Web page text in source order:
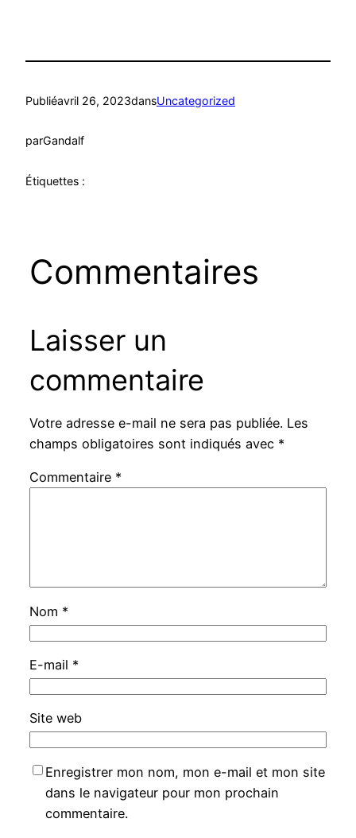
Publiéavril 26, 2023dansUncategorized
parGandalf
Étiquettes :
Commentaires
Laisser un
commentaire
Votre adresse e-mail ne sera pas publiée. Les
champs obligatoires sont indiqués avec *
Commentaire *
Nom *
E-mail *
Site web
Enregistrer mon nom, mon e-mail et mon site
dans le navigateur pour mon prochain
commentaire.